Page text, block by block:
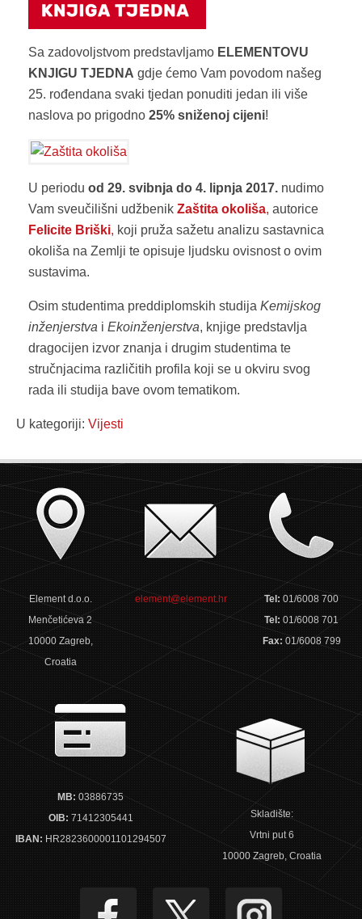
Sa zadovoljstvom predstavljamo ELEMENTOVU
KNJIGU TJEDNA gdje ćemo Vam povodom našeg
25. rođendana svaki tjedan ponuditi jedan ili više
naslova po prigodno 25% sniženoj cijeni!
U periodu od 29. svibnja do 4. lipnja 2017. nudimo
Vam sveučilišni udžbenik Zaštita okoliša, autorice
Felicite Briški, koji pruža sažetu analizu sastavnica
okoliša na Zemlji te opisuje ljudsku ovisnost o ovim
sustavima.
Osim studentima preddiplomskih studija Kemijskog
inženjerstva i Ekoinženjerstva, knjige predstavlja
dragocijen izvor znanja i drugim studentima te
stručnjacima različitih profila koji se u okviru svog
rada ili studija bave ovom tematikom.
U kategoriji: Vijesti
Element d.o.o.
Menčetićeva 2
10000 Zagreb,
Croatia
element@element.hr Tel:01/6008 700
Tel:01/6008 701
Fax: 01/6008 799
MB: 03886735
OIB: 71412305441
IBAN: HR2823600001101294507
Skladište:
Vrtni put 6
10000 Zagreb, Croatia